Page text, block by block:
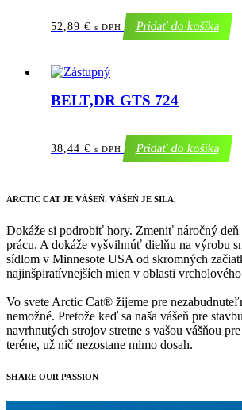
52,89 € s DPH Pridať do košíka
BELT,DR GTS 724
38,44 € s DPH Pridať do košíka
ARCTIC CATJE VÁŠEŇ. VÁŠEŇ JE SILA.
Dokáže si podrobiť hory. Zmeniť náročný deň
prácu. A dokáže vyšvihnúť dielňu na výrobu
sídlom v Minnesote USA od skromných
najinšpiratívnejších mien v oblasti
Vo svete Arctic Cat® žijeme pre
nemožné. Pretože keď sa naša vášeň pre
navrhnutých strojov stretne s vašou vášňou
teréne, už nič nezostane mimo dosah.
SHARE OUR PASSION